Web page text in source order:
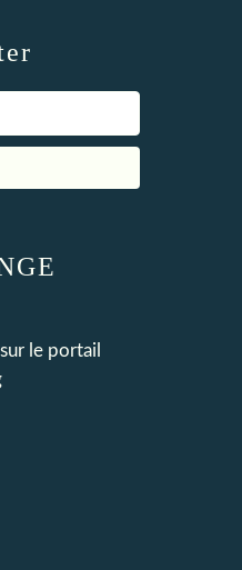
le portail